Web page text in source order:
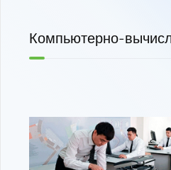
Компьютерно-